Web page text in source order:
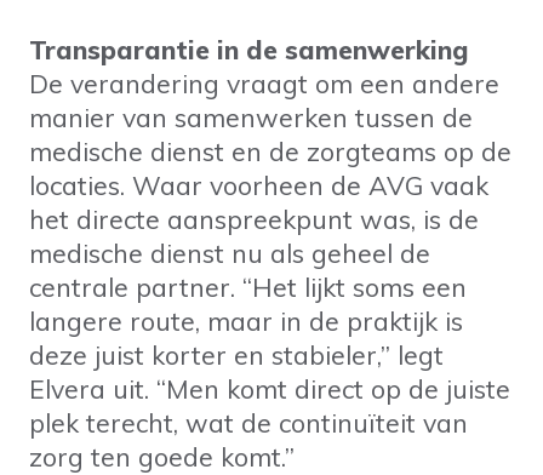
Transparantie in de samenwerking
De verandering vraagt om een andere
manier van samenwerken tussen de
medische dienst en de zorgteams op de
locaties. Waar voorheen de AVG vaak
het directe aanspreekpunt was, is de
medische dienst nu als geheel de
centrale partner. “Het lijkt soms een
langere route, maar in de praktijk is
deze juist korter en stabieler,” legt
Elvera uit. “Men komt direct op de juiste
plek terecht, wat de continuïteit van
zorg ten goede komt.”